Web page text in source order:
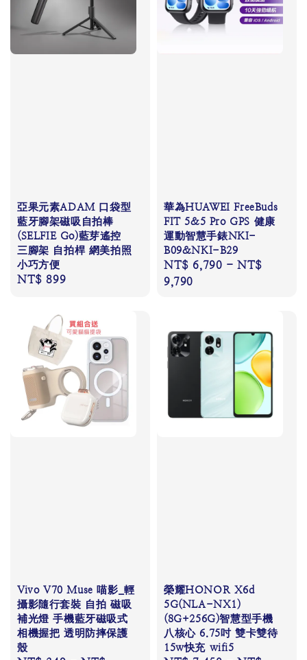
亞果元素ADAM 口袋型
藍牙腳架磁吸自拍棒
(SELFIE Go)藍芽遙控
三腳架 自拍桿 網美拍照
小巧方便
Regular
NT$ 899
華為HUAWEI FreeBuds
FIT 5&5 Pro GPS 健康
運動智慧手錶NKI-
B09&NKI-B29
Regular
price
NT$ 6,790 -NT$
9,790
Vivo V70 Muse 喵影_輕
攝影隨行套裝 自拍 磁吸
補光燈 手機藍牙磁吸式
相機握把 透明防摔保護
殼
榮耀HONOR X6d
5G(NLA-NX1)
(8G+256G)智慧型手機
八核心 6.75吋 雙卡雙待
15w快充 wifi5